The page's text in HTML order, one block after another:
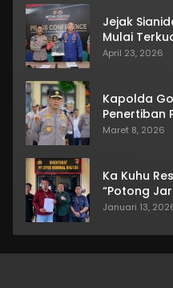
Jejak
Mulai
April 23, 2026
Kapolda
Penertiban
Maret 8, 2026
Ka Kuhu
“Potong
Januari 13,